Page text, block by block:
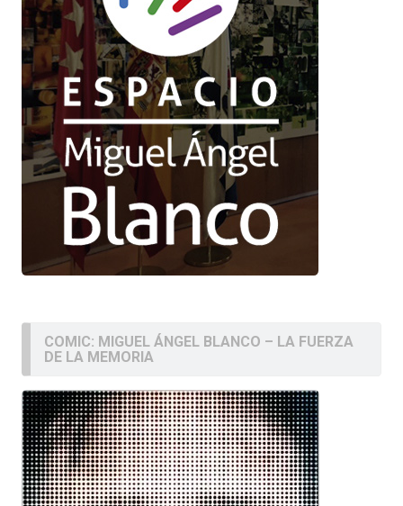
COMIC: MIGUEL ÁNGEL BLANCO – LA FUERZA
DE LA MEMORIA